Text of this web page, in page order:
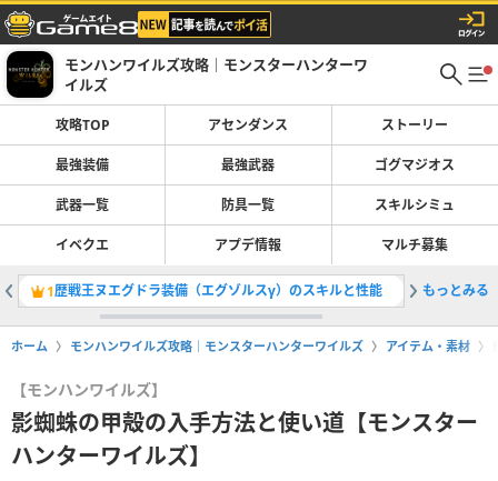
モンハンワイルズ攻略｜モンスターハンターワ
イルズ
攻略TOP アセンダンス ストーリー
最強装備 最強武器 ゴグマジオス
武器一覧 防具一覧 スキルシミュ
イベクエ アプデ情報 マルチ募集
1歴戦王ヌエグドラ装備（エグゾルスγ）のスキルと性能 2双剣の
もっとみる
ホーム モンハンワイルズ攻略｜モンスターハンターワイルズ アイテム・素材
【モンハンワイルズ】
影蜘蛛の甲殻の入手方法と使い道【モンスター
ハンターワイルズ】